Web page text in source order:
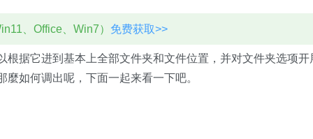
、Office、Win7） 免费获取>>
据它进到基本上全部文件夹和文件位置，并对文件夹选项开
如何调出呢，下面一起来看一下吧。